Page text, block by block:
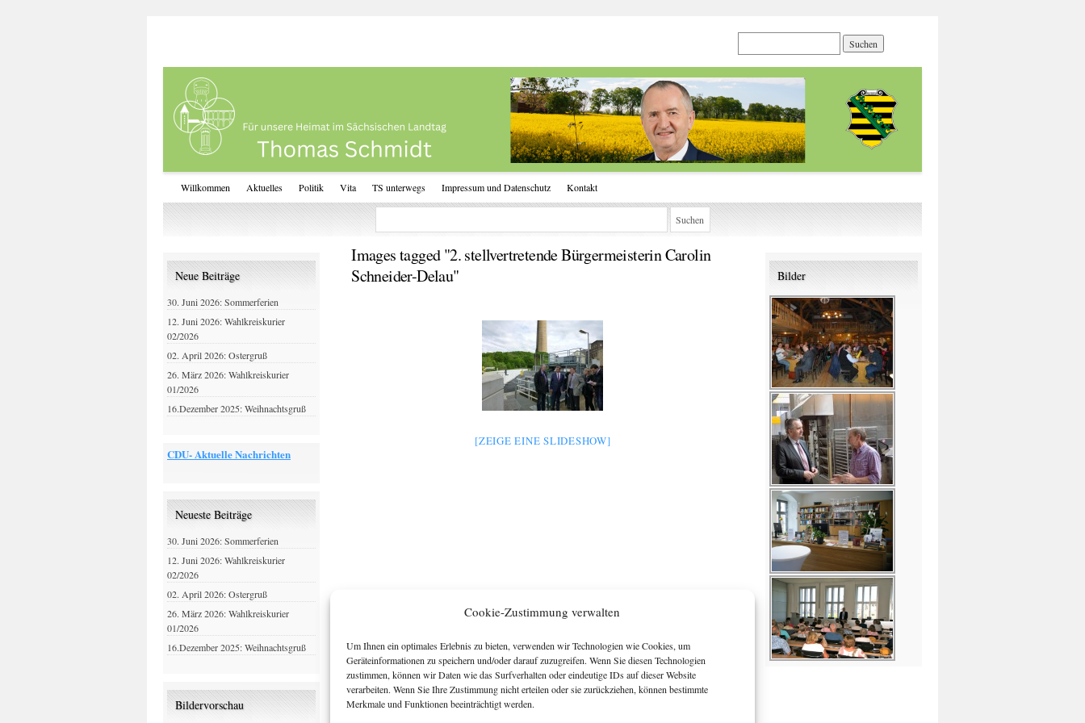
Cookie-Zustimmung verwalten
Um Ihnen ein optimales Erlebnis zu bieten, verwenden wir Technologien wie Cookies, um
Geräteinformationen zu speichern und/oder darauf zuzugreifen. Wenn Sie diesen Technologien
zustimmen, können wir Daten wie das Surfverhalten oder eindeutige IDs auf dieser Website
verarbeiten. Wenn Sie Ihre Zustimmung nicht erteilen oder sie zurückziehen, können bestimmte
Merkmale und Funktionen beeinträchtigt werden.
Willkommen Aktuelles Politik Vita TS unterwegs Impressum und Datenschutz Kontakt
Images tagged "2. stellvertretende Bürgermeisterin Carolin
Schneider-Delau"
[ZEIGE EINE SLIDESHOW]
Neue Beiträge
30. Juni 2026: Sommerferien
12. Juni 2026: Wahlkreiskurier
02/2026
02. April 2026: Ostergruß
26. März 2026: Wahlkreiskurier
01/2026
16.Dezember 2025: Weihnachtsgruß
CDU- Aktuelle Nachrichten
Neueste Beiträge
30. Juni 2026: Sommerferien
12. Juni 2026: Wahlkreiskurier
02/2026
02. April 2026: Ostergruß
26. März 2026: Wahlkreiskurier
01/2026
16.Dezember 2025: Weihnachtsgruß
Bildervorschau
Bilder